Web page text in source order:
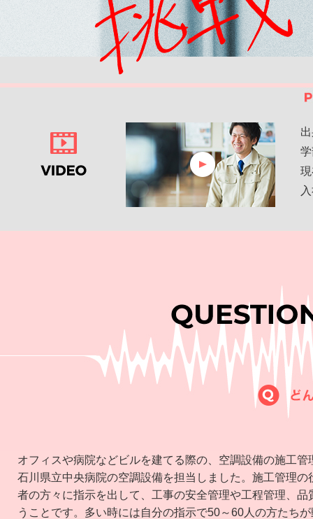
オフィスや病院などビルを建てる際の、空調設備の施工
石川県立中央病院の空調設備を担当しました。施工管理
者の方々に指示を出して、工事の安全管理や工程管理、
うことです。多い時には自分の指示で50～60人の方たち